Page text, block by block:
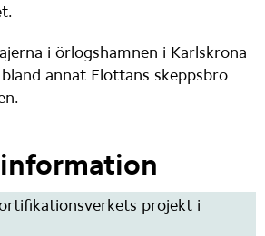
i örlogshamnen i Karlskrona
annat Flottans skeppsbro
projekt i